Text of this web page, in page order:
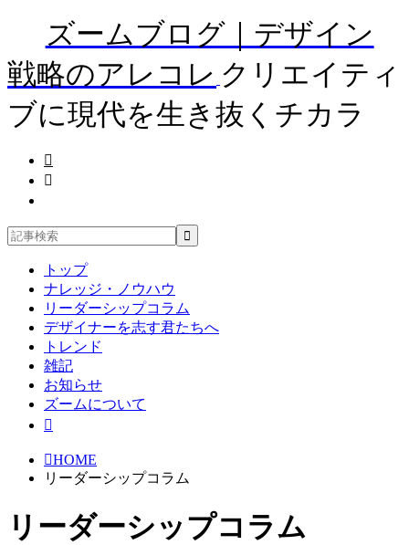
ズームブログ｜デザイン
戦略のアレコレ クリエイティ
ブに現代を生き抜くチカラ
トップ
ナレッジ・ノウハウ
リーダーシップコラム
デザイナーを志す君たちへ
トレンド
雑記
お知らせ
ズームについて
HOME
リーダーシップコラム
リーダーシップコラム